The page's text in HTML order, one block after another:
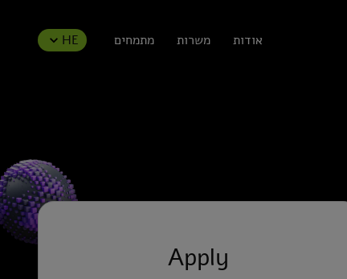
אודות משרות מתמחים HE
Apply